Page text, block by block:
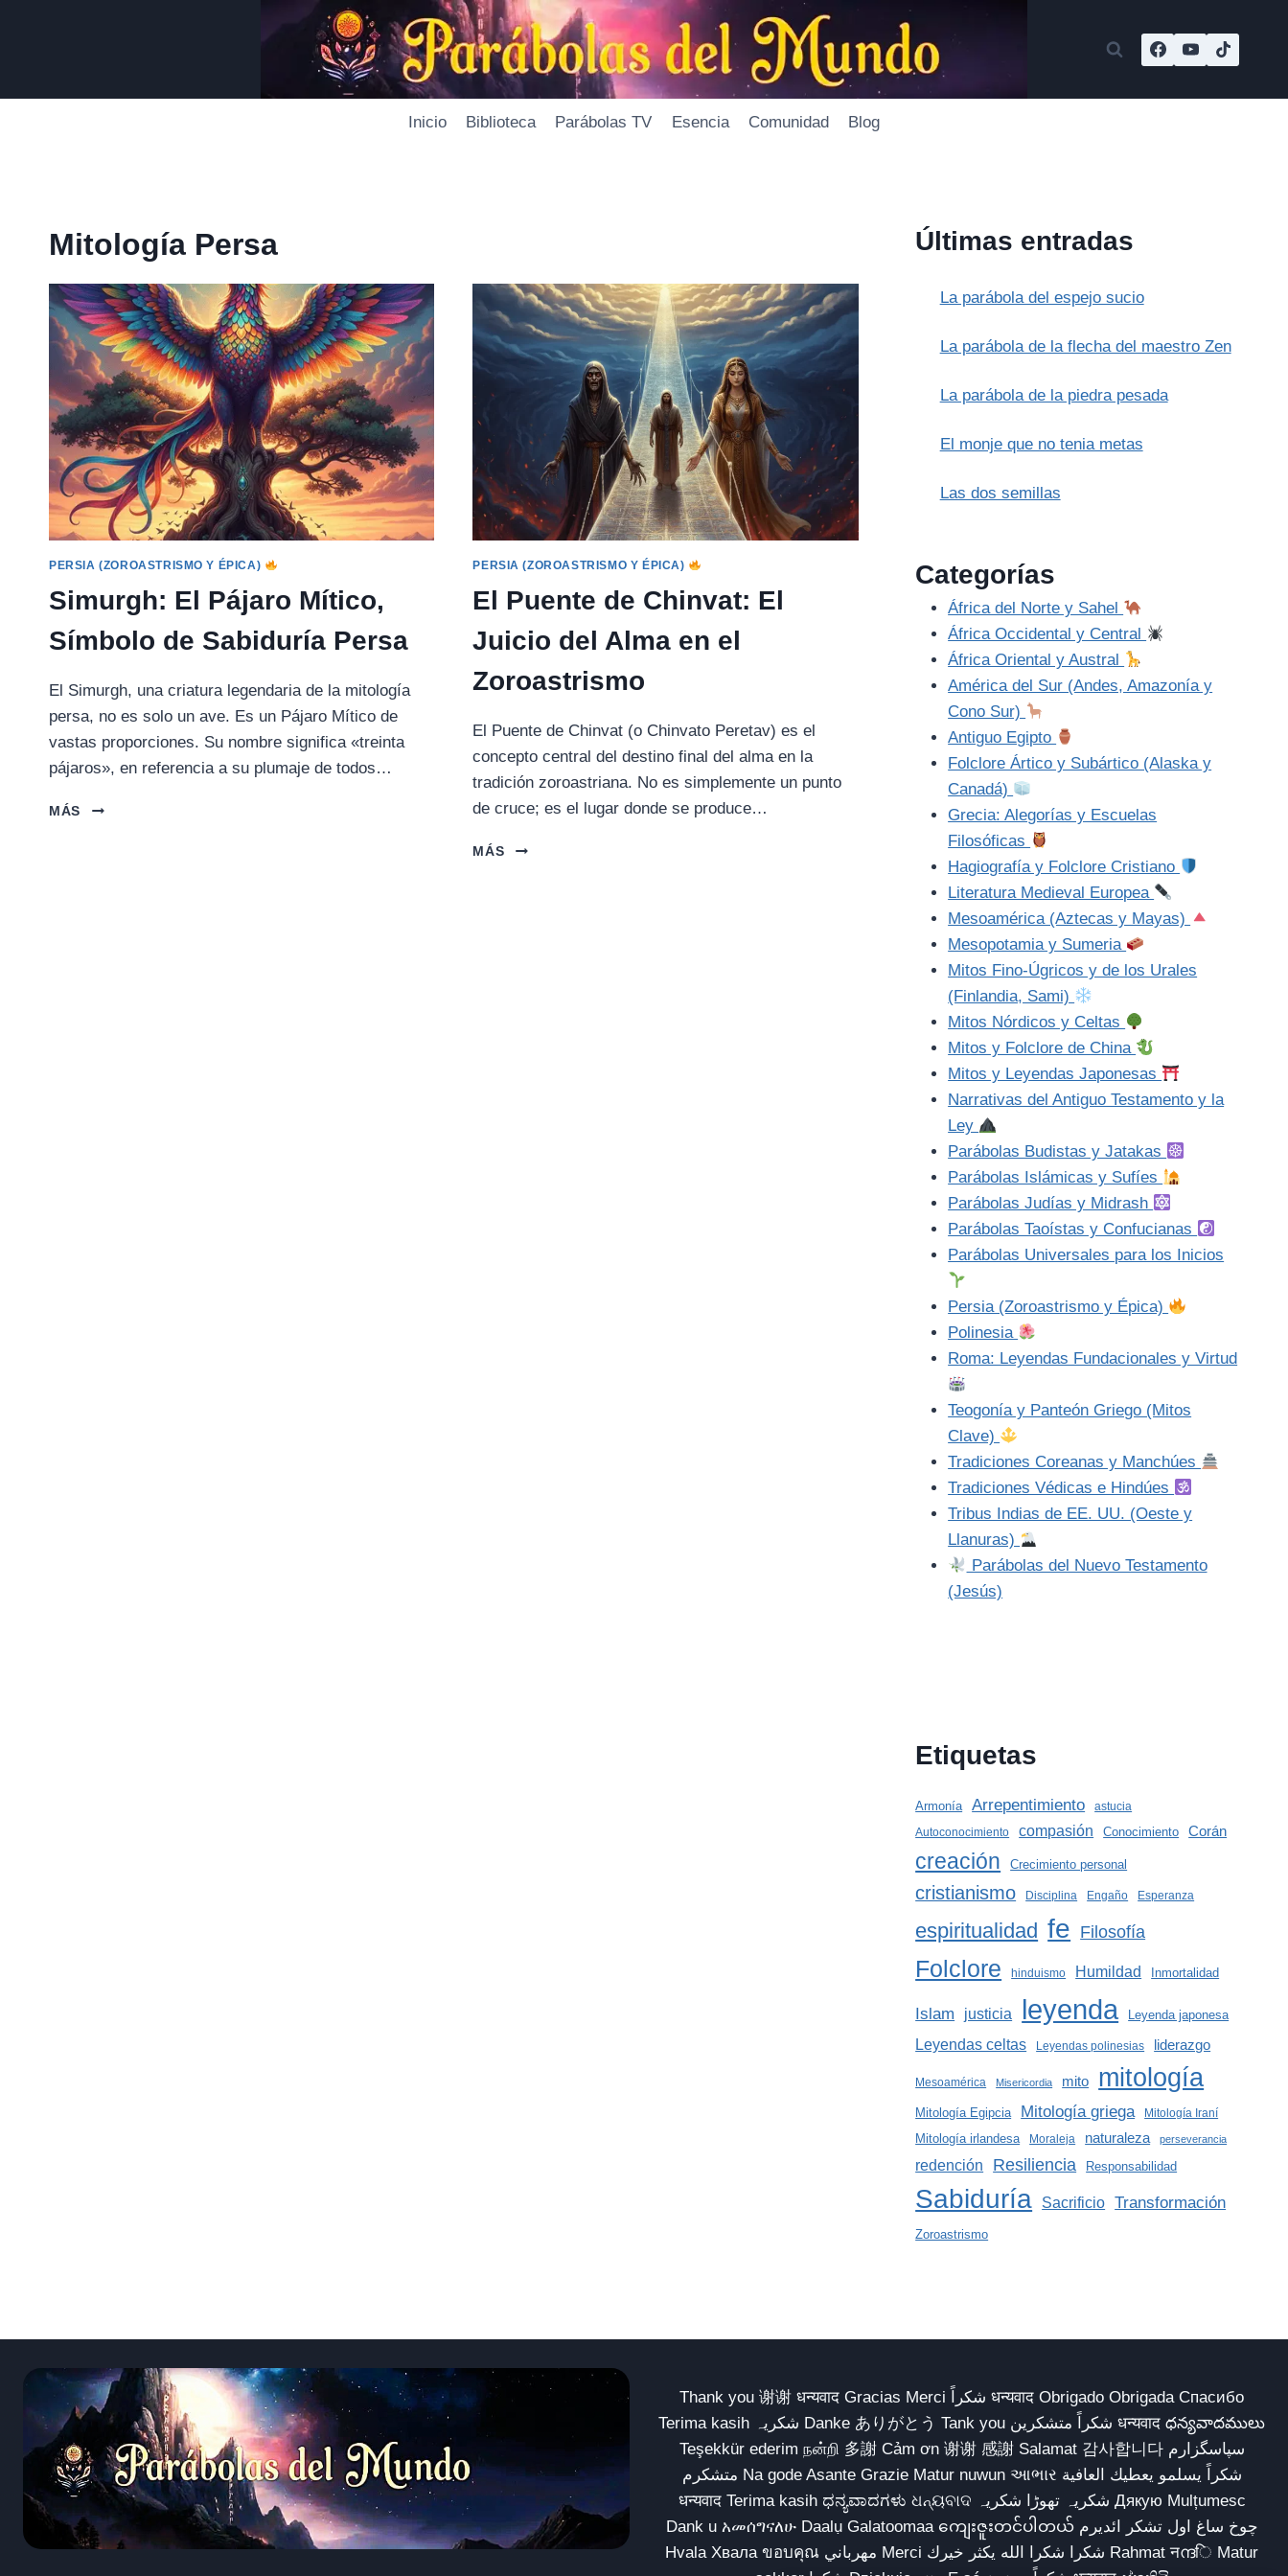
Inicio Biblioteca Parábolas TV Esencia Comunidad Blog
Mitología Persa
PERSIA (ZOROASTRISMO Y ÉPICA)
Simurgh: El Pájaro Mítico,
Símbolo de Sabiduría Persa
El Simurgh, una criatura legendaria de la mitología
persa, no es solo un ave. Es un Pájaro Mítico de
vastas proporciones. Su nombre significa «treinta
pájaros», en referencia a su plumaje de todos…
MÁS
SIMURGH:
PERSIA (ZOROASTRISMO Y ÉPICA)
El Puente de Chinvat: El
Juicio del Alma en el
Zoroastrismo
El Puente de Chinvat (o Chinvato Peretav) es el
concepto central del destino final del alma en la
tradición zoroastriana. No es simplemente un punto
de cruce; es el lugar donde se produce…
MÁS
EL
Últimas entradas
La parábola del espejo sucio
La parábola de la flecha del maestro Zen
La parábola de la piedra pesada
El monje que no tenia metas
Las dos semillas
Categorías
África del Norte y Sahel
África Occidental y Central
África Oriental y Austral
América del Sur (Andes, Amazonía y
Cono Sur)
Antiguo Egipto
Folclore Ártico y Subártico (Alaska y
Canadá)
Grecia: Alegorías y Escuelas
Filosóficas
Hagiografía y Folclore Cristiano
Literatura Medieval Europea
Mesoamérica (Aztecas y Mayas)
Mesopotamia y Sumeria
Mitos Fino-Úgricos y de los Urales
(Finlandia, Sami)
Mitos Nórdicos y Celtas
Mitos y Folclore de China
Mitos y Leyendas Japonesas
Narrativas del Antiguo Testamento y la
Ley
Parábolas Budistas y Jatakas
Parábolas Islámicas y Sufíes
Parábolas Judías y Midrash
Parábolas Taoístas y Confucianas
Parábolas Universales para los Inicios
Persia (Zoroastrismo y Épica)
Polinesia
Roma: Leyendas Fundacionales y Virtud
Teogonía y Panteón Griego (Mitos
Clave)
Tradiciones Coreanas y Manchúes
Tradiciones Védicas e Hindúes
Tribus Indias de EE. UU. (Oeste y
Llanuras)
Parábolas del Nuevo Testamento
(Jesús)
Etiquetas
Armonía Arrepentimiento
astucia
Autoconocimiento
compasión Conocimiento Corán
creación Crecimiento personal
cristianismo Disciplina Engaño Esperanza
espiritualidad fe Filosofía
Folclore hinduismo Humildad Inmortalidad
Islam justicia leyenda Leyenda japonesa
Leyendas celtas Leyendas polinesias liderazgo
Mesoamérica Misericordia mito mitología
Mitología Egipcia Mitología griega Mitología Iraní
Mitología irlandesa Moraleja naturaleza perseverancia
redención Resiliencia Responsabilidad
Sabiduría Sacrificio Transformación
Zoroastrismo
Thank you 谢谢 धन्यवाद Gracias Merci شكراً धन्यवाद Obrigado Obrigada Спасибо
Terima kasih شکریہ Danke ありがとう Tank you شكراً متشكرين धन्यवाद ధన్యవాదములు
Teşekkür ederim நன்றி 多謝 Cảm ơn 谢谢 感謝 Salamat 감사합니다 سپاسگزارم
متشکرم Na gode Asante Grazie Matur nuwun આભાર شكراً يسلمو يعطيك العافية
धन्यवाद Terima kasih ಧನ್ಯವಾದಗಳು ଧନ୍ୟବାଦ شکریہ تھوڑا شکریہ Дякую Mulțumesc
Dank u አመሰግናለሁ Daalụ Galatoomaa ကျေးဇူးတင်ပါတယ် چوخ ساغ اول تشکر ائدیرم
Hvala Хвала ขอบคุณ مهرباني Merci شكرا شكرا الله يكثر خيرك Rahmat नന്ദि Matur